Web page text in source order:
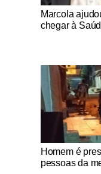
Notícias Católicas
Marcola
chegar à
Notícias Católicas
Homem é
pessoas da